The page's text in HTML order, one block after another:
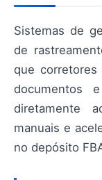
Sistemas de
de
que corretores
documentos
diretamente
manuais e
no depósito